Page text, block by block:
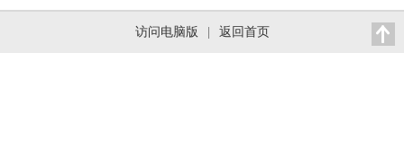
访问电脑版 返回首页